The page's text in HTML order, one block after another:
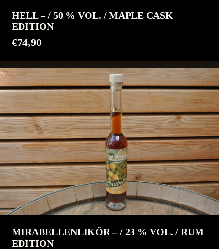
HELL – / 50 % VOL. / MAPLE CASK
EDITION
€74,90
MIRABELLENLIKÖR – / 23 % VOL. / RUM
EDITION